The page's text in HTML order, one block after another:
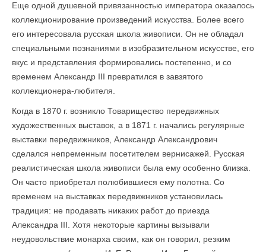
Еще одной душевной привязанностью императора оказалось
коллекционирование произведений искусства. Более всего
его интересовала русская школа живописи. Он не обладал
специальными познаниями в изобразительном искусстве, его
вкус и представления формировались по­степенно, и со
временем Александр III превратился в за­взятого
коллекционера-любителя.
Когда в 1870 г. возникло Товарищество передвижных
художественных выставок, а в 1871 г. начались регулярные
выставки передвижников, Александр Александрович
сделался непременным посетителем вернисажей. Русская
реалистическая школа живописи была ему особенно близка.
Он часто приобретал полюбившиеся ему полотна. Со
временем на выставках передвижников установилась
традиция: не продавать никаких работ до приезда
Александра III. Хотя некоторые картины вызывали
неудовольствие монарха своим, как он говорил, резким